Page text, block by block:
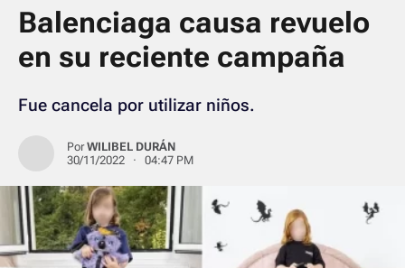
Balenciaga causa revuelo
en su reciente campaña
Fue cancela por utilizar niños.
PorWILIBEL DURÁN
30/11/2022 · 04:47 PM